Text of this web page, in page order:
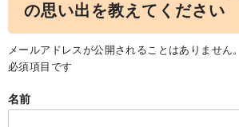
の思い出を教えてください
メールアドレスが公開されることはありません。
必須項目です
名前